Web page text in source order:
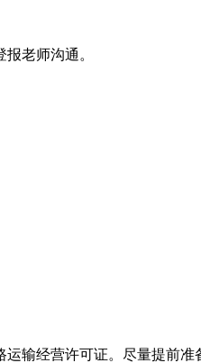
老师沟通。
输经营许可证。尽量提前准